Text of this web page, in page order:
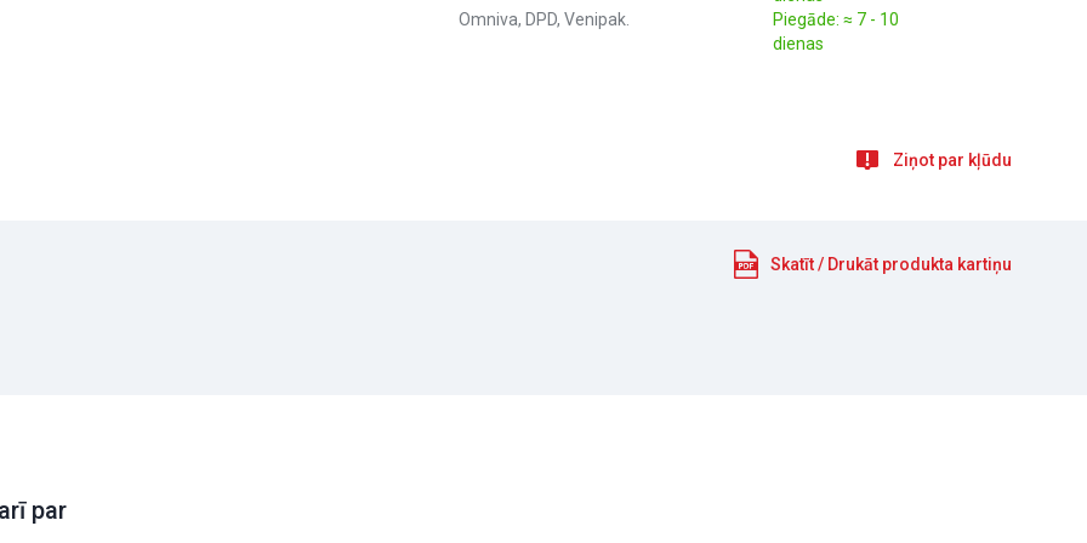
Omniva, DPD, Venipak.
Piegāde: ≈ 7 - 10
dienas
Ziņot par kļūdu
Skatīt / Drukāt produkta kartiņu
par